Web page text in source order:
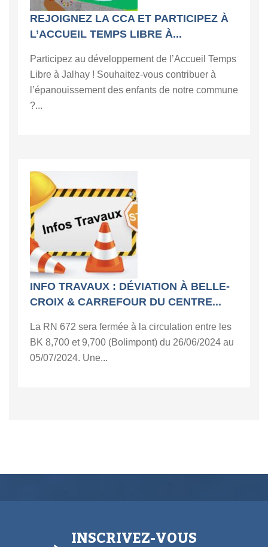
REJOIGNEZ LA CCA ET PARTICIPEZ À
L’ACCUEIL TEMPS LIBRE À...
Participez au développement de l’Accueil Temps
Libre à Jalhay ! Souhaitez-vous contribuer à
l’épanouissement des enfants de notre commune
?...
INFO TRAVAUX : DÉVIATION À BELLE-
CROIX & CARREFOUR DU CENTRE...
La RN 672 sera fermée à la circulation entre les
BK 8,700 et 9,700 (Bolimpont) du 26/06/2024 au
05/07/2024. Une...
INSCRIVEZ-VOUS